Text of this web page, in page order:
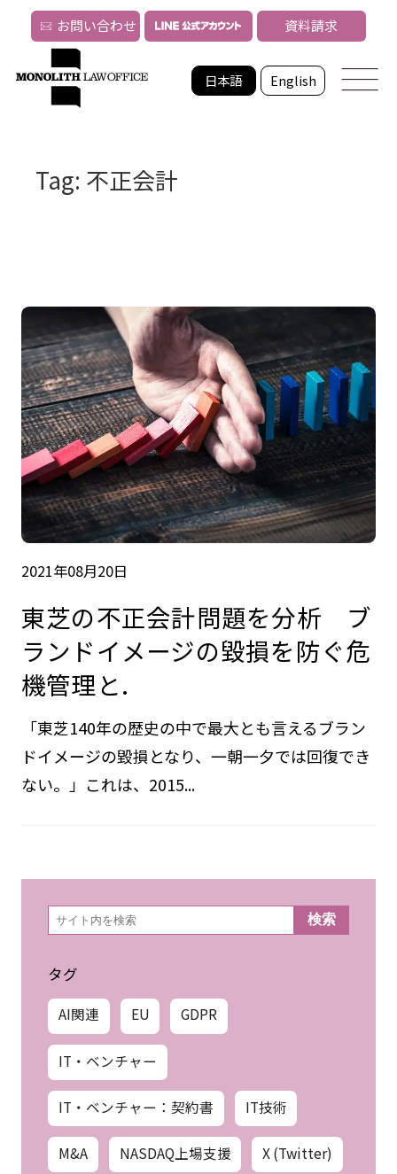
日本語 English
お問い合わせ 資料請求
Tag: 不正会計
2021年08月20日
東芝の不正会計問題を分析 ブ
ランドイメージの毀損を防ぐ危
機管理と.
「東芝140年の歴史の中で最大とも言えるブラン
ドイメージの毀損となり、一朝一夕では回復でき
ない。」これは、2015...
検
索 検索
タグ
AI関連 EU GDPR
IT・ベンチャー
IT・ベンチャー：契約書 IT技術
M&A NASDAQ上場支援 X (Twitter)